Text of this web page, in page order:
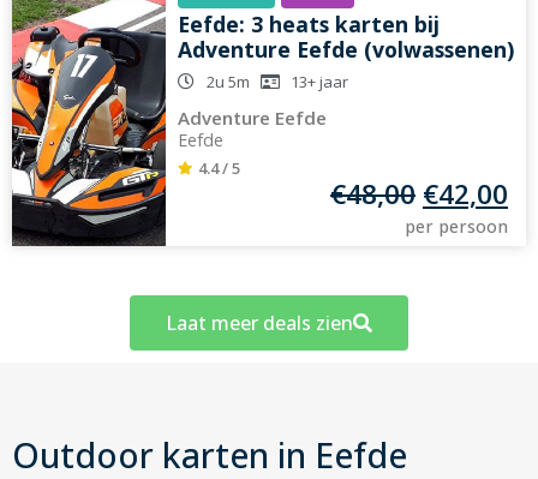
Eefde: 3 heats karten bij
Adventure Eefde (volwassenen)
2u 5m 13+jaar
Adventure Eefde
Eefde
4.4 / 5
€48,00 €42,00
per persoon
Laat meer deals zien
Outdoor karten in Eefde